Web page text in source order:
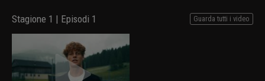
Stagione 1 | Episodi 1 Guarda tutti i video